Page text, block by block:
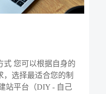
式 您可以根据自身的
选择最适合您的制
站平台（DIY - 自己